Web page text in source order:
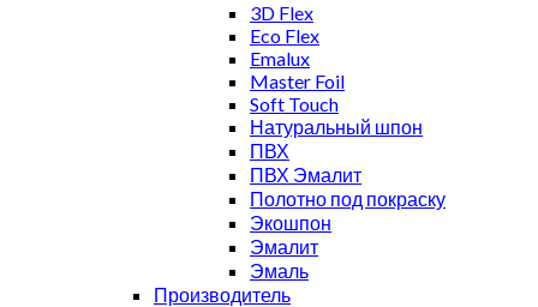
3D Flex
Eco Flex
Emalux
Master Foil
Soft Touch
Натуральный шпон
ПВХ
ПВХ Эмалит
Полотно под покраску
Экошпон
Эмалит
Эмаль
Производитель